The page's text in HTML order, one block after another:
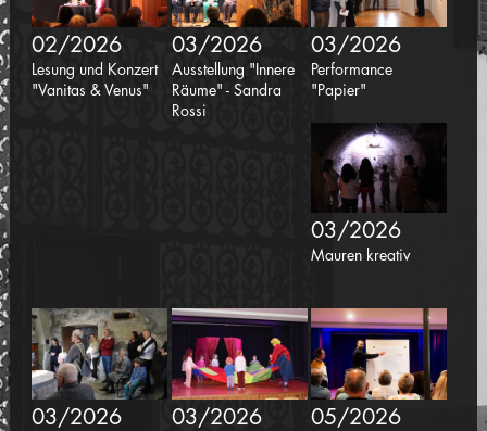
02/2026
Lesung und Konzert
"Vanitas & Venus"
03/2026
Ausstellung "Innere
Räume" - Sandra
Rossi
03/2026
Performance
"Papier"
03/2026
Mauren kreativ
03/2026 03/2026 05/2026